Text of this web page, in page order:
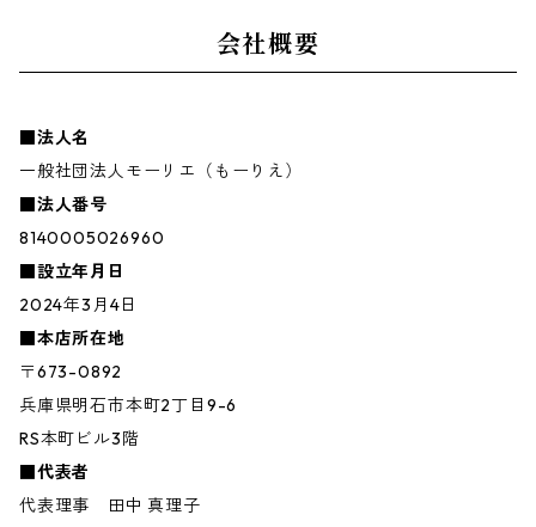
会社概要
■法人名
一般社団法人モーリエ（もーりえ）
■法人番号
8140005026960
■設立年月日
2024年3月4日
■本店所在地
〒673-0892
兵庫県明石市本町2丁目9-6
RS本町ビル3階
■代表者
代表理事 田中 真理子